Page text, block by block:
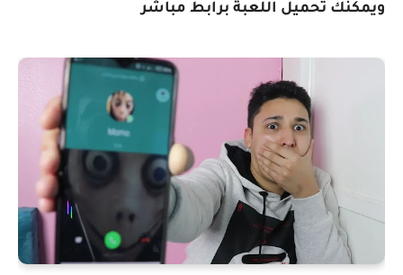
ويمكنك تحميل اللعبة برابط مباشر